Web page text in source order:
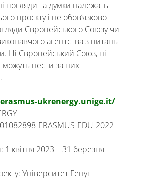
погляди та думки належать
проєкту і не обов’язково
Європейського Союзу чи
агентства з питань
Ні Європейський Союз, ні
нести за них
ukrenergy.unige.it/
ERASMUS-EDU-2022-
1 квітня 2023 – 31 березня
Університет Генуї